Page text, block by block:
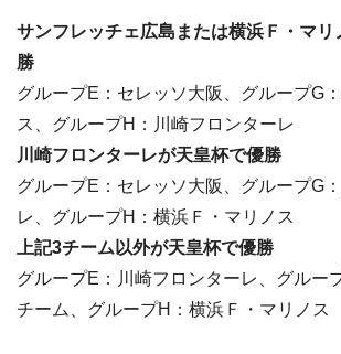
サンフレッチェ広島または横浜Ｆ・マリ
勝
グループE：セレッソ大阪、グループG
ス、グループH：川崎フロンターレ
川崎フロンターレが天皇杯で優勝
グループE：セレッソ大阪、グループG
レ、グループH：横浜Ｆ・マリノス
上記3チーム以外が天皇杯で優勝
グループE：川崎フロンターレ、グルー
チーム、グループH：横浜Ｆ・マリノス